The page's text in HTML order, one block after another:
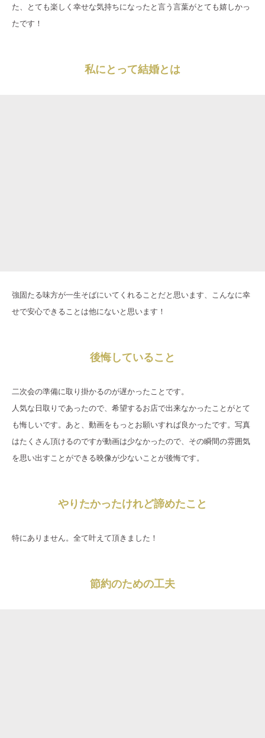
た、とても楽しく幸せな気持ちになったと言う言葉がとても嬉しかっ
たです！
私にとって結婚とは
強固たる味方が一生そばにいてくれることだと思います、こんなに幸
せで安心できることは他にないと思います！
後悔していること
二次会の準備に取り掛かるのが遅かったことです。
人気な日取りであったので、希望するお店で出来なかったことがとて
も悔しいです。あと、動画をもっとお願いすれば良かったです。写真
はたくさん頂けるのですが動画は少なかったので、その瞬間の雰囲気
を思い出すことができる映像が少ないことが後悔です。
やりたかったけれど諦めたこと
特にありません。全て叶えて頂きました！
節約のための工夫